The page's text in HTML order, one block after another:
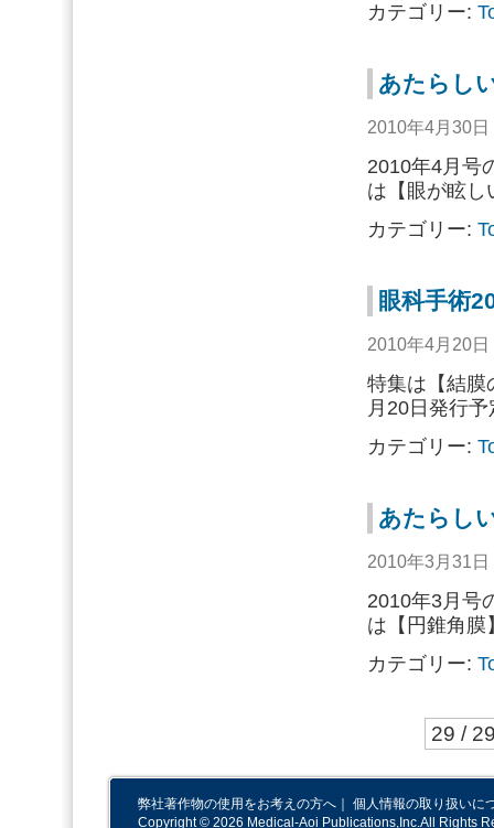
カテゴリー:
あたらし
2010年4月30
2010年4月号
は【眼が眩し
カテゴリー:
眼科手術
2010年4月20
特集は【結膜
月20日発行
カテゴリー:
あたらし
2010年3月31
2010年3月号
は【円錐角膜
カテゴリー:
29 /
弊社著作物の使用をお考えの方へ ｜ 個人情報の取り扱いに
Copyright © 2026 Medical-Aoi Publications,Inc.All Rights